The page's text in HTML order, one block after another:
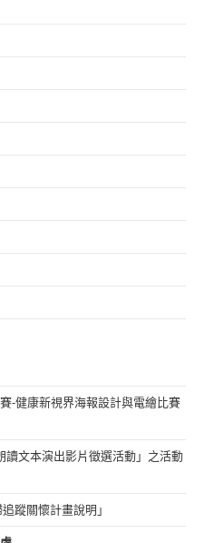
-健康新視界海報設計與電繪比賽
讀文本演出影片徵選活動」之活動
蹤關懷計畫說明」